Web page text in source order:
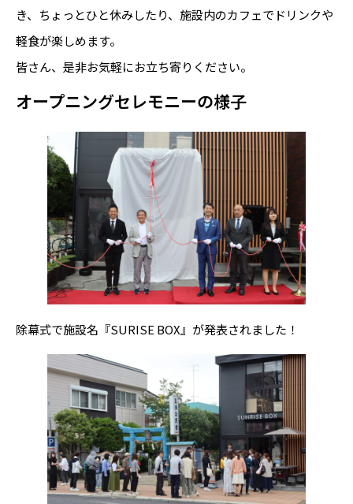
き、ちょっとひと休みしたり、施設内のカフェでドリンクや
軽食が楽しめます。
皆さん、是非お気軽にお立ち寄りください。
オープニングセレモニーの様子
除幕式で施設名『SURISE BOX』が発表されました！